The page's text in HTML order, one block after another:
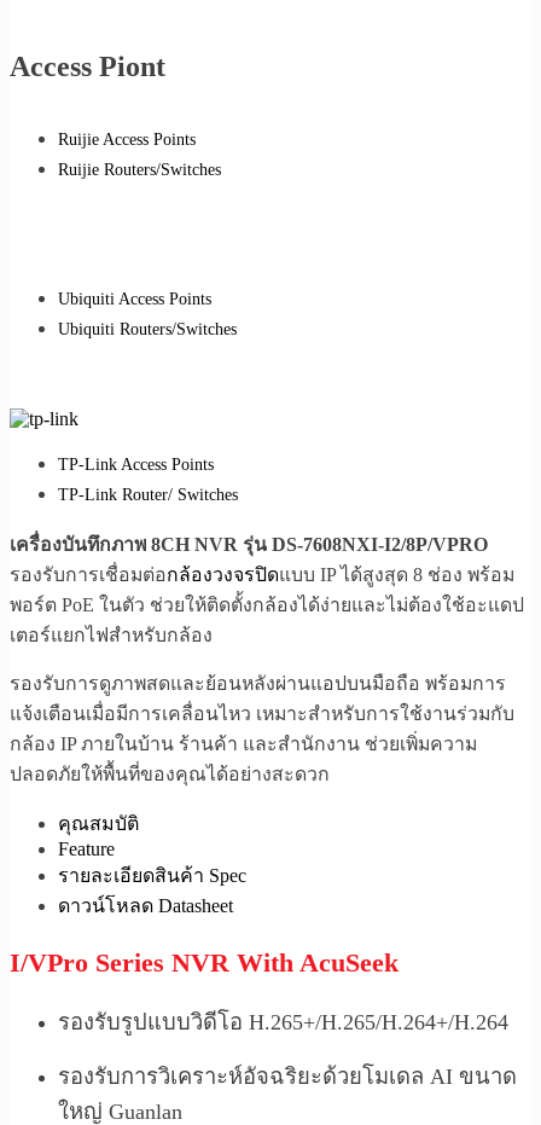
Access Piont
Ruijie Access Points
Ruijie Routers/Switches
Ubiquiti Access Points
Ubiquiti Routers/Switches
TP-Link Access Points
TP-Link Router/ Switches
เครื่องบันทึกภาพ 8CH NVR รุ่น DS-7608NXI-I2/8P/VPRO
รองรับการเชื่อมต่อกล้องวงจรปิดแบบ IP ได้สูงสุด 8 ช่อง พร้อม
พอร์ต PoE ในตัว ช่วยให้ติดตั้งกล้องได้ง่ายและไม่ต้องใช้อะแดป
เตอร์แยกไฟสำหรับกล้อง
รองรับการดูภาพสดและย้อนหลังผ่านแอปบนมือถือ พร้อมการ
แจ้งเตือนเมื่อมีการเคลื่อนไหว เหมาะสำหรับการใช้งานร่วมกับ
กล้อง IP ภายในบ้าน ร้านค้า และสำนักงาน ช่วยเพิ่มความ
ปลอดภัยให้พื้นที่ของคุณได้อย่างสะดวก
คุณสมบัติ
Feature
รายละเอียดสินค้า Spec
ดาวน์โหลด Datasheet
I/VPro Series NVR With AcuSeek
รองรับรูปแบบวิดีโอ H.265+/H.265/H.264+/H.264
รองรับการวิเคราะห์อัจฉริยะด้วยโมเดล AI ขนาด
ใหญ่ Guanlan